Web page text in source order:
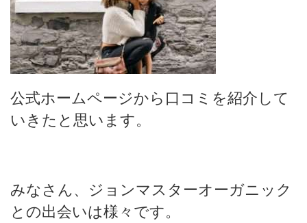
公式ホームページから口コミを紹介して
いきたと思います。
みなさん、ジョンマスターオーガニック
との出会いは様々です。